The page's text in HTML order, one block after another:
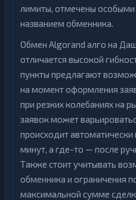
лимиты, отмечены
названием обменника.
Обмен Algorand алго на
отличается высокой
пункты предлагают
на момент оформления
при резких колебаниях на
заявок может
происходит автоматически
минут, а где-то — после
Также стоит учитывать
обменника и ограничения
максимальной сумме